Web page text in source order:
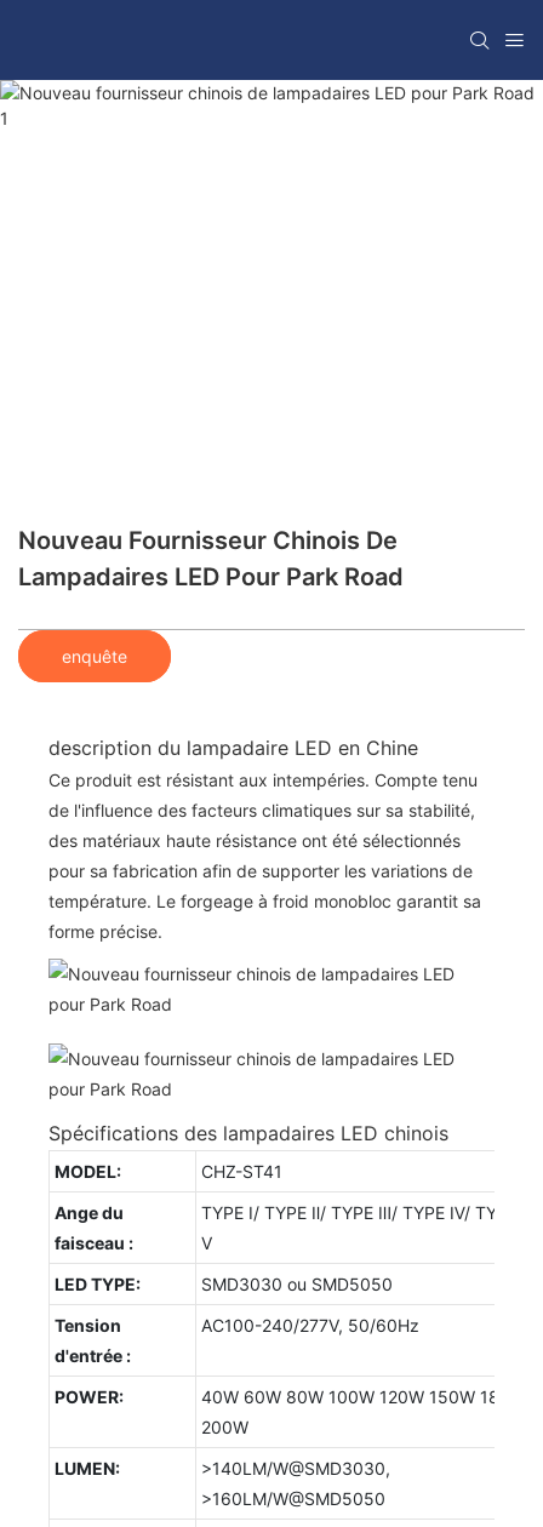
Nouveau Fournisseur Chinois De
Lampadaires LED Pour Park Road
enquête
description du lampadaire LED en Chine
Ce produit est résistant aux intempéries. Compte tenu
de l'influence des facteurs climatiques sur sa stabilité,
des matériaux haute résistance ont été sélectionnés
pour sa fabrication afin de supporter les variations de
température. Le forgeage à froid monobloc garantit sa
forme précise.
Spécifications des lampadaires LED chinois
MODEL:
CHZ-ST41
Ange du
faisceau :
TYPE Ⅰ/ TYPE Ⅱ/ TYPE Ⅲ/ TYPE Ⅳ/ TYPE
Ⅴ
LED TYPE:
SMD3030 ou SMD5050
Tension
d'entrée :
AC100-240/277V, 50/60Hz
POWER:
40W 60W 80W 100W 120W 150W 180W
200W
LUMEN:
>140LM/W@SMD3030,
>160LM/W@SMD5050